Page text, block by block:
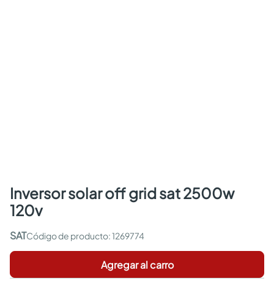
inversor solar off grid sat 2500w
120v
SAT :1269774
Agregar al carro